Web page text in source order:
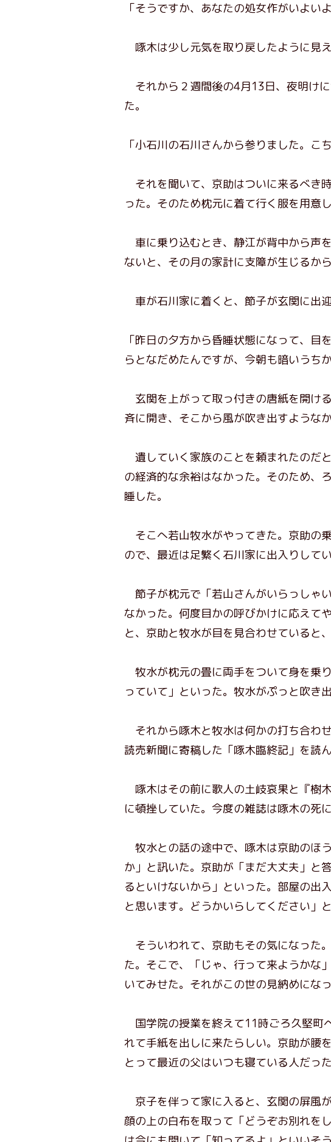
「そうですか、あなたの処女作がいよい
啄木は少し元気を取り戻したように見
それから２週間後の4月13日、夜明け
た。
「小石川の石川さんから参りました。こ
それを聞いて、京助はついに来るべき
った。そのため枕元に着て行く服を用意
車に乗り込むとき、静江が背中から声
ないと、その月の家計に支障が生じるから
車が石川家に着くと、節子が玄関に出迎
「昨日の夕方から昏睡状態になって、
らとなだめたんですが、今朝も暗いうち
玄関を上がって取っ付きの唐紙を開け
斉に開き、そこから風が吹き出すような
遺していく家族のことを頼まれたのだ
の経済的な余裕はなかった。そのため、
睡した。
そこへ若山牧水がやってきた。京助の
ので、最近は足繁く石川家に出入りしてい
節子が枕元で「若山さんがいらっしゃ
なかった。何度目かの呼びかけに応えて
と、京助と牧水が目を見合わせていると
牧水が枕元の畳に両手をついて身を乗
っていて」といった。牧水がぷっと吹き
それから啄木と牧水は何かの打ち合わ
読売新聞に寄稿した「啄木臨終記」を読
啄木はその前に歌人の土岐哀果と『樹
に頓挫していた。今度の雑誌は啄木の死
牧水との話の途中で、啄木は京助のほ
か」と訊いた。京助が「まだ大丈夫」と
るといけないから」といった。部屋の出
と思います。どうかいらしてください」と
そういわれて、京助もその気になった
た。そこで、「じゃ、行って来ようかな
いてみせた。それがこの世の見納めになっ
国学院の授業を終えて11時ごろ久堅町
れて手紙を出しに来たらしい。京助が腰
とって最近の父はいつも寝ている人だった
京子を伴って家に入ると、玄関の屏風
顔の上の白布を取って「どうぞお別れを